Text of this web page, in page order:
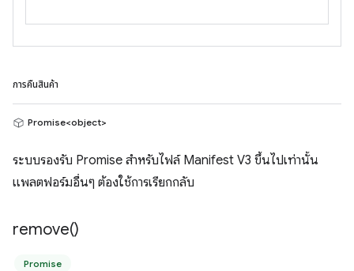
การคืนสินค้า
Promise<object>
ระบบรองรับ Promise สำหรับไฟล์ Manifest V3 ขึ้นไปเท่านั้น
แพลตฟอร์มอื่นๆ ต้องใช้การเรียกกลับ
remove()
Promise